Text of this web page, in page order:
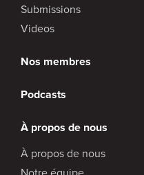
Submissions
Videos
Nos membres
Podcasts
À propos de nous
À propos de nous